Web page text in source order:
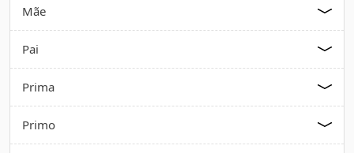
Mãe
Pai
Prima
Primo